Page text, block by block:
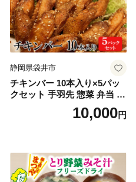
静岡県袋井市
チキンバー 10本入り×5パッ
クセット 手羽先 惣菜 弁当 お
かず お酒 おつまみ ギフト キ
ャンプ アウトドア キャンプ
10,000円